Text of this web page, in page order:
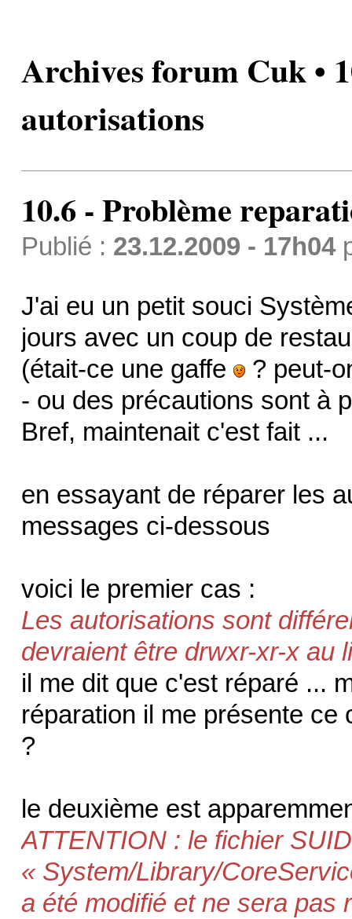
Archives forum Cuk •
autorisations
10.6 - Problème
Publié : 23.12.2009 - 17h04
J'ai eu un petit souci
jours avec un coup de
(était-ce une gaffe
? peut-
- ou des précautions sont à
Bref, maintenait c'est fait ...
en essayant de réparer les
messages ci-dessous
voici le premier cas :
Les autorisations sont
devraient être drwxr-xr-x au
il me dit que c'est réparé ...
réparation il me présente
?
le deuxième est
ATTENTION : le fichier SUID
« System/Library/
a été modifié et ne sera pas